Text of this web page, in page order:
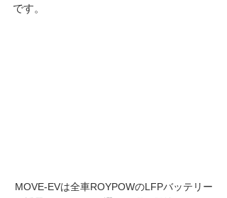
です。
MOVE-EVは全車ROYPOWのLFPバッテリー